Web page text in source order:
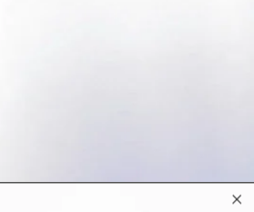
×